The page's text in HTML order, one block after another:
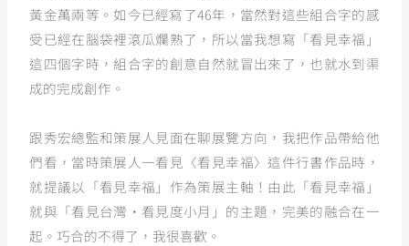
黃金萬兩等。如今已經寫了46年，當然對這些組合字的感
受已經在腦袋裡滾瓜爛熟了，所以當我想寫「看見幸福」
這四個字時，組合字的創意自然就冒出來了，也就水到渠
成的完成創作。
跟秀宏總監和策展人見面在聊展覽方向，我把作品帶給他
們看，當時策展人一看見〈看見幸福〉這件行書作品時，
就提議以「看見幸福」作為策展主軸！由此「看見幸福」
就與「看見台灣‧看見度小月」的主題，完美的融合在一
起。巧合的不得了，我很喜歡。